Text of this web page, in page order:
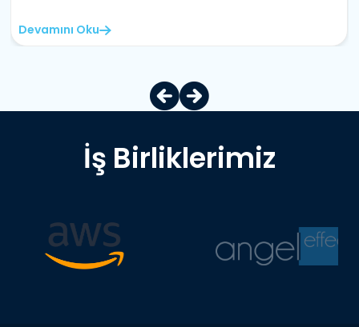
Devamını Oku
İş Birliklerimiz